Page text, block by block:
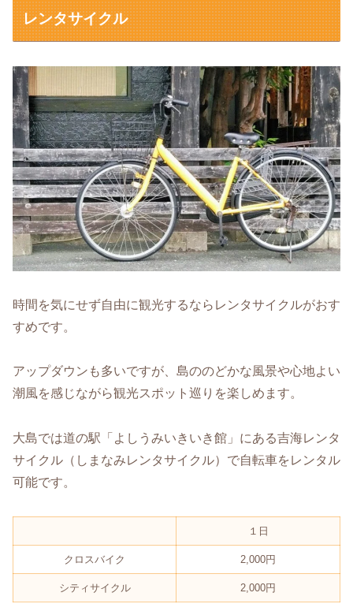
レンタサイクル
時間を気にせず自由に観光するならレンタサイクルがおす
すめです。
アップダウンも多いですが、島ののどかな風景や心地よい
潮風を感じながら観光スポット巡りを楽しめます。
大島では道の駅「よしうみいきいき館」にある吉海レンタ
サイクル（しまなみレンタサイクル）で自転車をレンタル
可能です。
１日
クロスバイク 2,000円
シティサイクル 2,000円